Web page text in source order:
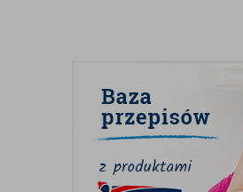
olejem, by stworzyć
dodatek do domowych
czy frytek z batatów.
W BadaPak dbamy o
Składniki są